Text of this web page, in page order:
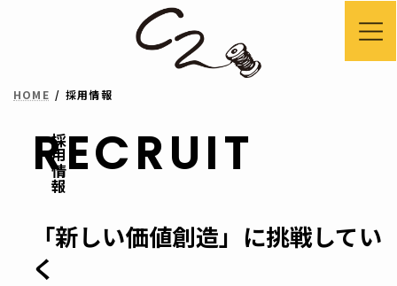
HOME 採用情報
採用情報
RECRUIT
「新しい価値創造」に挑戦してい
く